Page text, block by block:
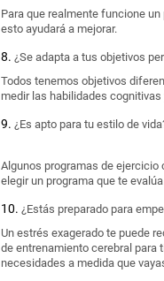
Para que realmente funcione
esto ayudará a mejorar.
¿Se adapta a tus objetivos
Todos tenemos objetivos
medir las habilidades
¿Es apto para tu estilo de
Algunos programas de ejercicio
elegir un programa que te
¿Estás preparado para
Un estrés exagerado te puede
de entrenamiento cerebral para
necesidades a medida que